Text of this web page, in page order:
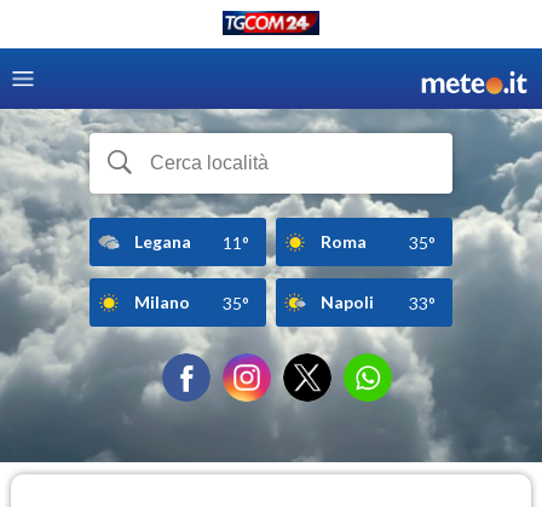
Legana 11° Roma 35°
Milano 35° Napoli 33°